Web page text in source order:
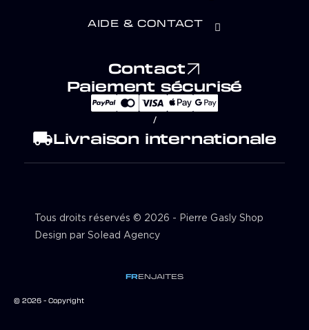
AIDE & CONTACT
Contact
Paiement sécurisé
/
local_shippingLivraison internationale
Tous droits réservés © 2026 - Pierre Gasly Shop
Design par Solead Agency
FRENJAITES
© 2026 - Copyright